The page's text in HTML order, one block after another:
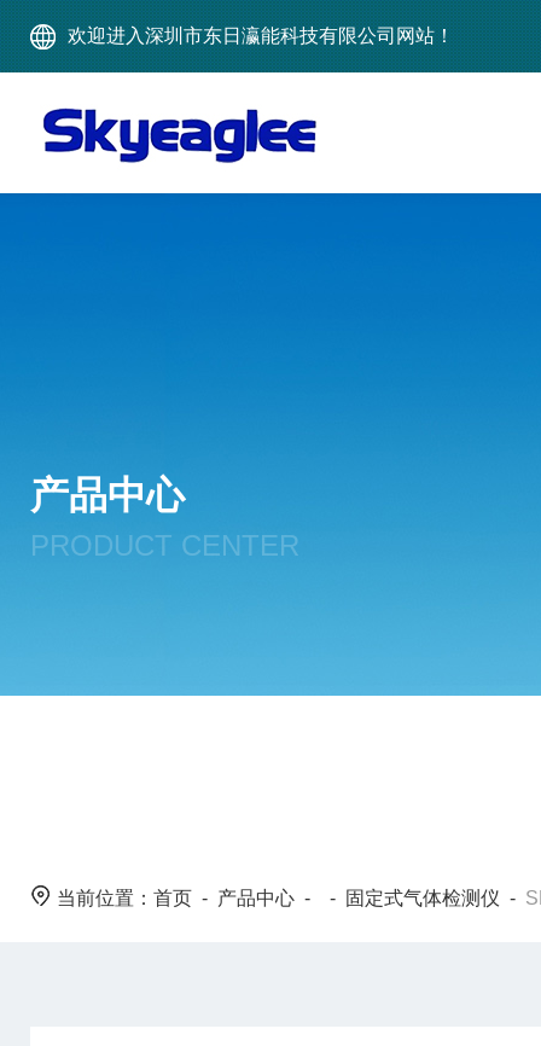
欢迎进入深圳市东日瀛能科技有限公司网站！
产品中心
PRODUCT CENTER
当前位置： 首页 - 产品中心 - - 固定式气体检测仪 -